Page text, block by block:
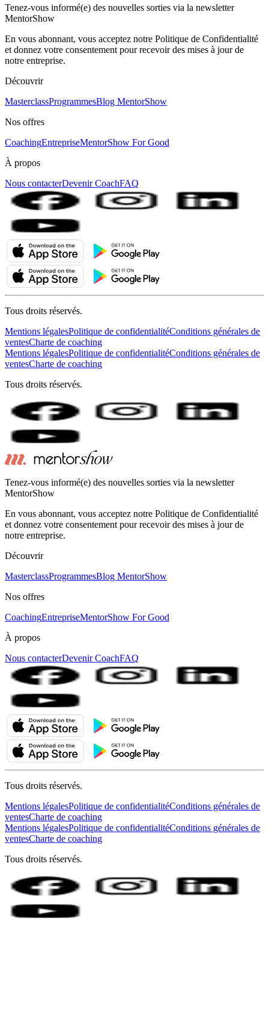
Tenez-vous informé(e) des nouvelles sorties via la newsletter
MentorShow
En vous abonnant, vous acceptez notre Politique de Confidentialité
et donnez votre consentement pour recevoir des mises à jour de
notre entreprise.
Découvrir
MasterclassProgrammesBlog MentorShow
Nos offres
CoachingEntrepriseMentorShow For Good
À propos
Nous contacterDevenir CoachFAQ
Tous droits réservés.
Mentions légalesPolitique de confidentialitéConditions générales de
ventesCharte de coaching
Mentions légalesPolitique de confidentialitéConditions générales de
ventesCharte de coaching
Tous droits réservés.
Tenez-vous informé(e) des nouvelles sorties via la newsletter
MentorShow
En vous abonnant, vous acceptez notre Politique de Confidentialité
et donnez votre consentement pour recevoir des mises à jour de
notre entreprise.
Découvrir
MasterclassProgrammesBlog MentorShow
Nos offres
CoachingEntrepriseMentorShow For Good
À propos
Nous contacterDevenir CoachFAQ
Tous droits réservés.
Mentions légalesPolitique de confidentialitéConditions générales de
ventesCharte de coaching
Mentions légalesPolitique de confidentialitéConditions générales de
ventesCharte de coaching
Tous droits réservés.